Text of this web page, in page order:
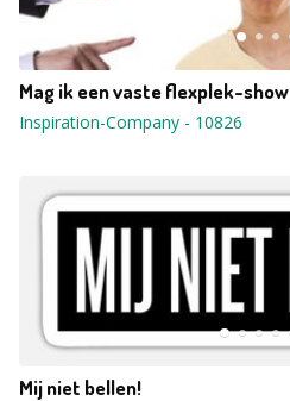
Mag ik een vaste flexplek-show
Inspiration-Company - 10826
Mij niet bellen!